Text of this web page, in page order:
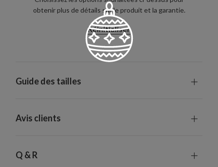
obtenir plus de détails sur le produit et la garantie.
Réinitialiser
Guide des tailles
Avis clients
Q & R